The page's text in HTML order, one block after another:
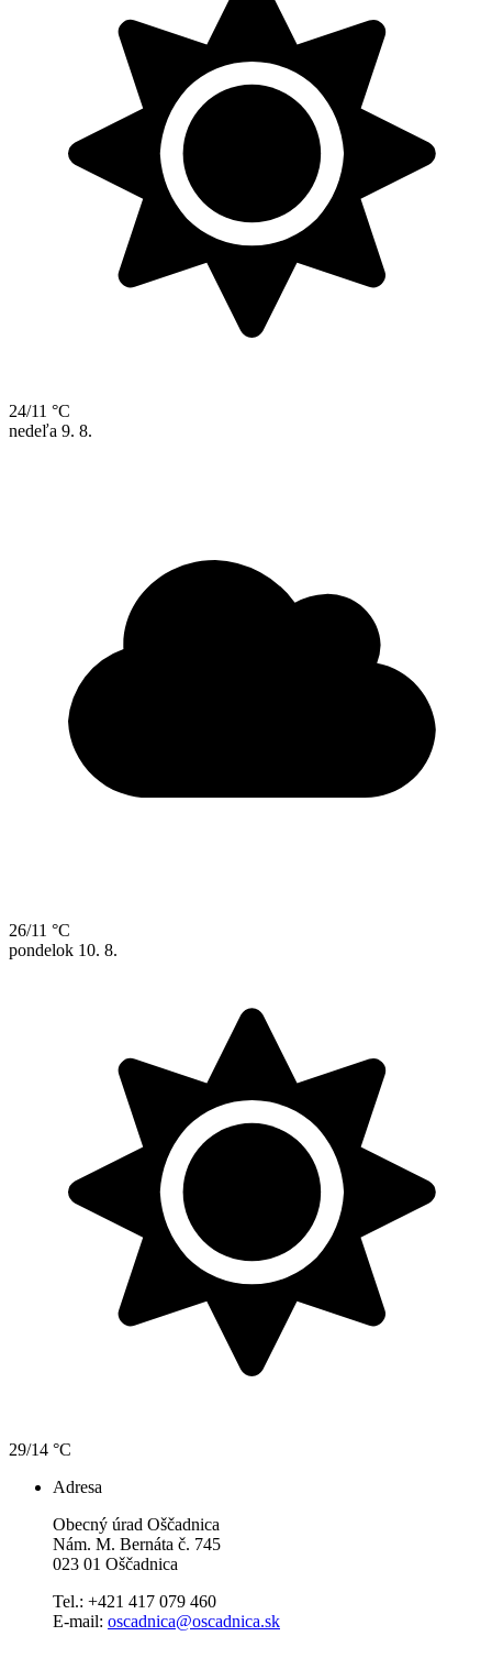
24/11 °C
nedeľa 9. 8.
26/11 °C
pondelok 10. 8.
29/14 °C
Adresa
Obecný úrad Oščadnica
Nám. M. Bernáta č. 745
023 01 Oščadnica
Tel.: +421 417 079 460
E-mail: oscadnica@oscadnica.sk